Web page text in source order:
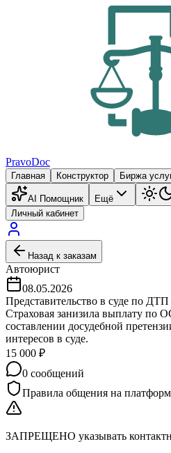
PravoDoc
Главная Конструктор Биржа
AI Помощник Ещё
Личный кабинет
Назад к заказам
Автоюрист
08.05.2026
Представительство в суде по ДТП
Страховая занизила выплату
составлении досудебной
интересов в суде.
15 000 ₽
0 сообщений
Правила общения на
ЗАПРЕЩЕНО указывать